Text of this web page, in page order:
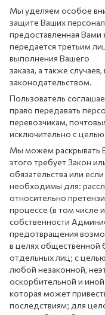
Мы уделяем особое
защите Ваших
предоставленная Вами
передается третьим
выполнения Вашего
заказа, а также
законодательством.
Пользователь
право передавать
перевозчикам,
исключительно с целью
Мы можем раскрывать
этого требует Закон
обязательства или
необходимы для:
относительно
процессе (в том числе
собственности
предотвращения
в целях общественной
отдельных лиц; с
любой незаконной,
оскорбительной и
которая может
последствиям; для